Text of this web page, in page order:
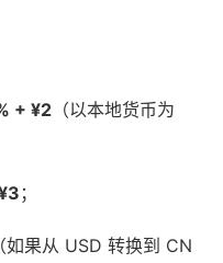
+ ¥2 （以本地货币为
；
（如果从 USD 转换到 CN